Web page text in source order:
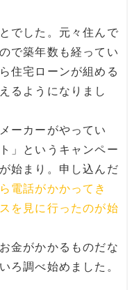
でした。元々住んで
で築年数も経ってい
住宅ローンが組める
るようになりまし
ーカーがやってい
」というキャンペー
始まり。申し込んだ
電話がかかってき
を見に行ったのが始
金がかかるものだな
ろ調べ始めました。